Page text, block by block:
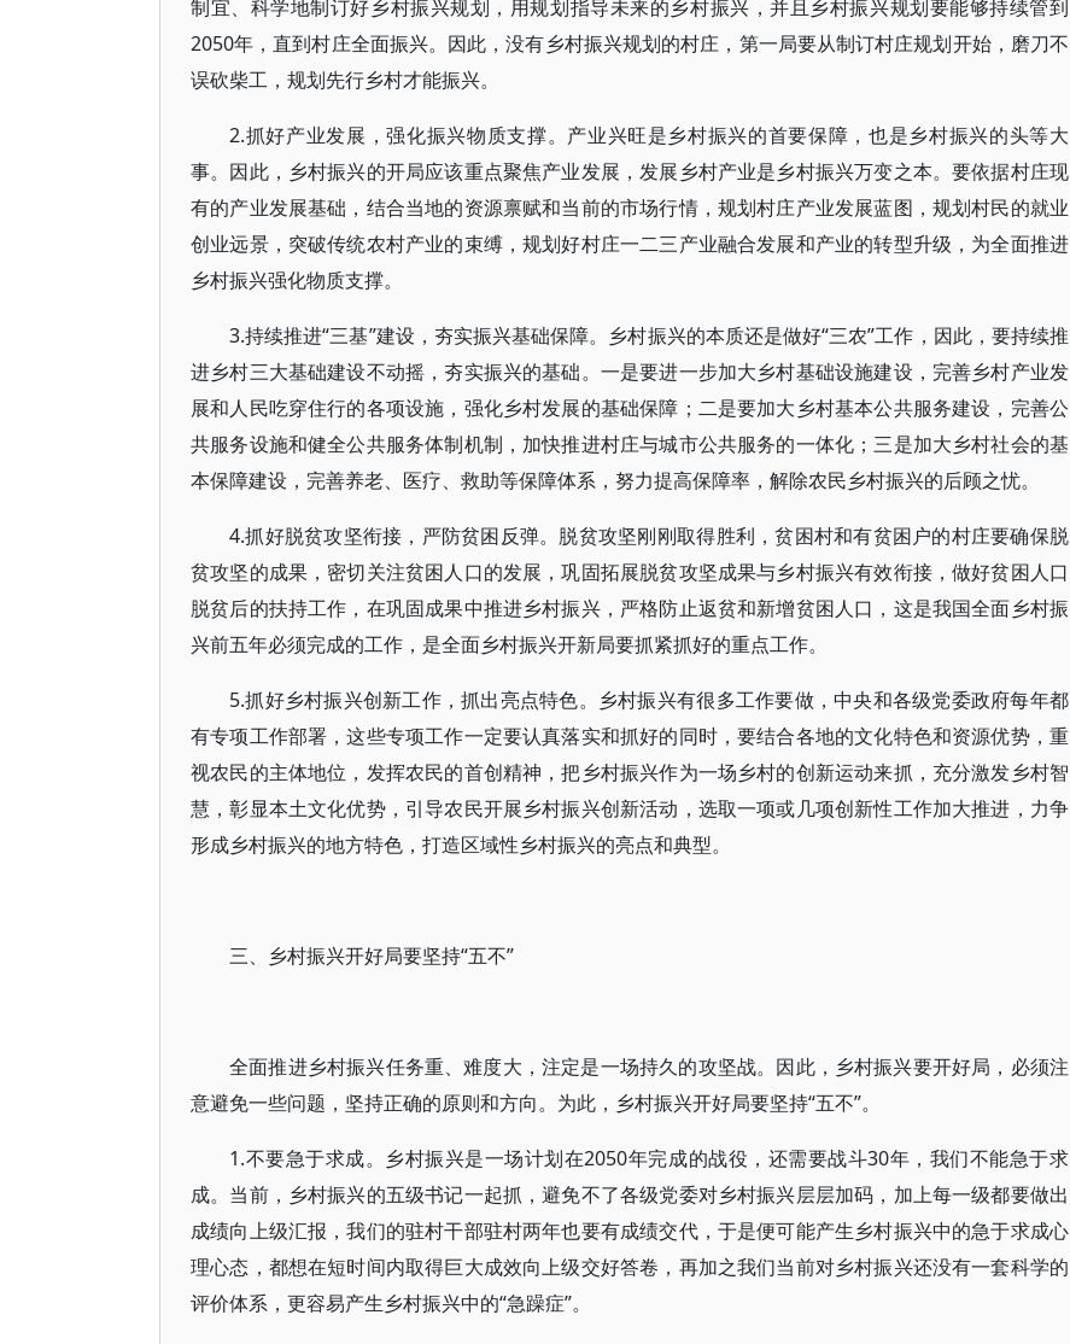
制宜、科学地制订好乡村振兴规划，用规划指导未来的乡村振兴，并且乡村振兴规划要能够持续管到
2050年，直到村庄全面振兴。因此，没有乡村振兴规划的村庄，第一局要从制订村庄规划开始，磨刀不
误砍柴工，规划先行乡村才能振兴。
2.抓好产业发展，强化振兴物质支撑。产业兴旺是乡村振兴的首要保障，也是乡村振兴的头等大
事。因此，乡村振兴的开局应该重点聚焦产业发展，发展乡村产业是乡村振兴万变之本。要依据村庄现
有的产业发展基础，结合当地的资源禀赋和当前的市场行情，规划村庄产业发展蓝图，规划村民的就业
创业远景，突破传统农村产业的束缚，规划好村庄一二三产业融合发展和产业的转型升级，为全面推进
乡村振兴强化物质支撑。
3.持续推进“三基”建设，夯实振兴基础保障。乡村振兴的本质还是做好“三农”工作，因此，要持续推
进乡村三大基础建设不动摇，夯实振兴的基础。一是要进一步加大乡村基础设施建设，完善乡村产业发
展和人民吃穿住行的各项设施，强化乡村发展的基础保障；二是要加大乡村基本公共服务建设，完善公
共服务设施和健全公共服务体制机制，加快推进村庄与城市公共服务的一体化；三是加大乡村社会的基
本保障建设，完善养老、医疗、救助等保障体系，努力提高保障率，解除农民乡村振兴的后顾之忧。
4.抓好脱贫攻坚衔接，严防贫困反弹。脱贫攻坚刚刚取得胜利，贫困村和有贫困户的村庄要确保脱
贫攻坚的成果，密切关注贫困人口的发展，巩固拓展脱贫攻坚成果与乡村振兴有效衔接，做好贫困人口
脱贫后的扶持工作，在巩固成果中推进乡村振兴，严格防止返贫和新增贫困人口，这是我国全面乡村振
兴前五年必须完成的工作，是全面乡村振兴开新局要抓紧抓好的重点工作。
5.抓好乡村振兴创新工作，抓出亮点特色。乡村振兴有很多工作要做，中央和各级党委政府每年都
有专项工作部署，这些专项工作一定要认真落实和抓好的同时，要结合各地的文化特色和资源优势，重
视农民的主体地位，发挥农民的首创精神，把乡村振兴作为一场乡村的创新运动来抓，充分激发乡村智
慧，彰显本土文化优势，引导农民开展乡村振兴创新活动，选取一项或几项创新性工作加大推进，力争
形成乡村振兴的地方特色，打造区域性乡村振兴的亮点和典型。
三、乡村振兴开好局要坚持“五不”
全面推进乡村振兴任务重、难度大，注定是一场持久的攻坚战。因此，乡村振兴要开好局，必须注
意避免一些问题，坚持正确的原则和方向。为此，乡村振兴开好局要坚持“五不”。
1.不要急于求成。乡村振兴是一场计划在2050年完成的战役，还需要战斗30年，我们不能急于求
成。当前，乡村振兴的五级书记一起抓，避免不了各级党委对乡村振兴层层加码，加上每一级都要做出
成绩向上级汇报，我们的驻村干部驻村两年也要有成绩交代，于是便可能产生乡村振兴中的急于求成心
理心态，都想在短时间内取得巨大成效向上级交好答卷，再加之我们当前对乡村振兴还没有一套科学的
评价体系，更容易产生乡村振兴中的“急躁症”。